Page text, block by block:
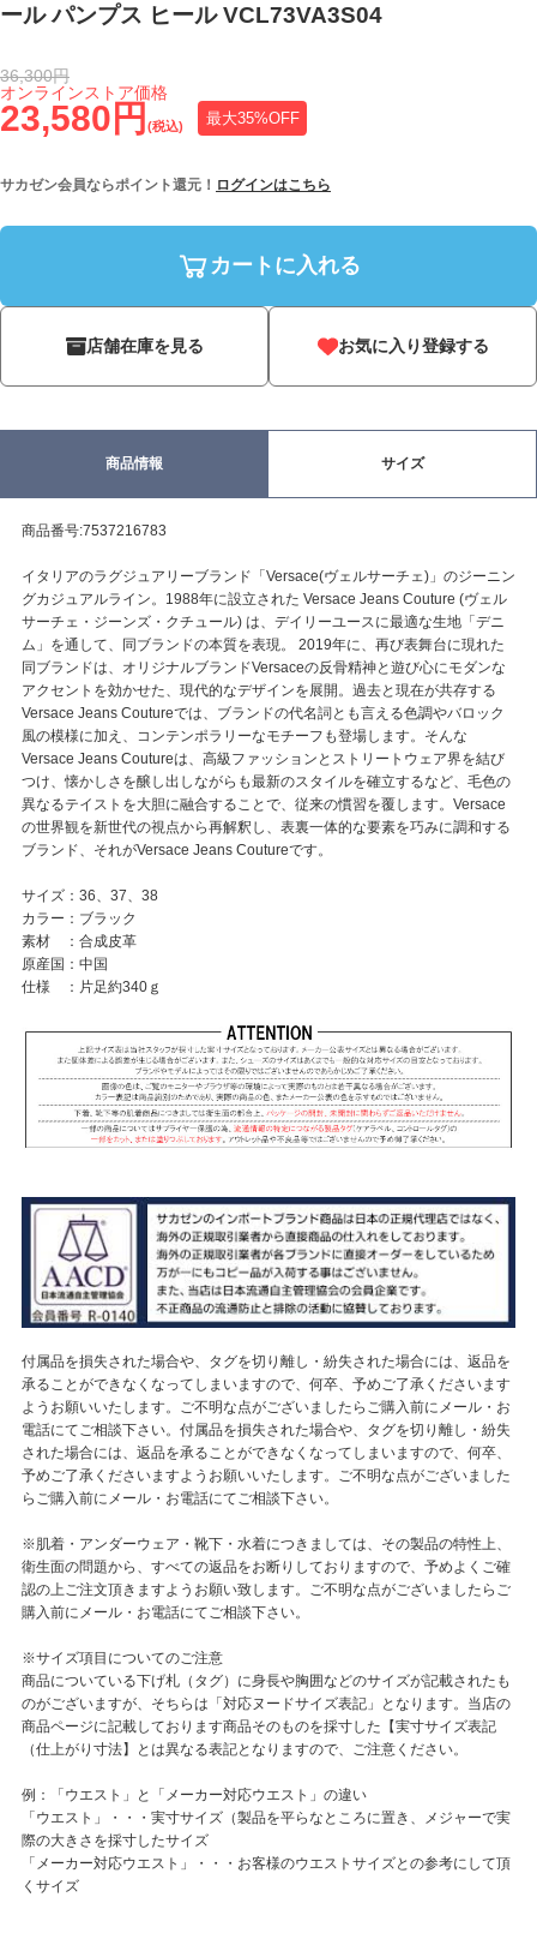
ール パンプス ヒール VCL73VA3S04
23,580円 (税込) 最大35%OFF
オンラインストア価格
36,300円
サカゼン会員ならポイント還元！ ログインはこちら
カートに入れる
店舗在庫を見る お気に入り登録する
商品情報 サイズ
商品番号:7537216783
イタリアのラグジュアリーブランド「Versace(ヴェルサーチェ)」のジーニン
グカジュアルライン。1988年に設立された Versace Jeans Couture (ヴェル
サーチェ・ジーンズ・クチュール) は、デイリーユースに最適な生地「デニ
ム」を通して、同ブランドの本質を表現。 2019年に、再び表舞台に現れた
同ブランドは、オリジナルブランドVersaceの反骨精神と遊び心にモダンな
アクセントを効かせた、現代的なデザインを展開。過去と現在が共存する
Versace Jeans Coutureでは、ブランドの代名詞とも言える色調やバロック
風の模様に加え、コンテンポラリーなモチーフも登場します。そんな
Versace Jeans Coutureは、高級ファッションとストリートウェア界を結び
つけ、懐かしさを醸し出しながらも最新のスタイルを確立するなど、毛色の
異なるテイストを大胆に融合することで、従来の慣習を覆します。Versace
の世界観を新世代の視点から再解釈し、表裏一体的な要素を巧みに調和する
ブランド、それがVersace Jeans Coutureです。
サイズ：36、37、38
カラー：ブラック
素材 ：合成皮革
原産国：中国
仕様 ：片足約340ｇ
付属品を損失された場合や、タグを切り離し・紛失された場合には、返品を
承ることができなくなってしまいますので、何卒、予めご了承くださいます
ようお願いいたします。ご不明な点がございましたらご購入前にメール・お
電話にてご相談下さい。付属品を損失された場合や、タグを切り離し・紛失
された場合には、返品を承ることができなくなってしまいますので、何卒、
予めご了承くださいますようお願いいたします。ご不明な点がございました
らご購入前にメール・お電話にてご相談下さい。
※肌着・アンダーウェア・靴下・水着につきましては、その製品の特性上、
衛生面の問題から、すべての返品をお断りしておりますので、予めよくご確
認の上ご注文頂きますようお願い致します。ご不明な点がございましたらご
購入前にメール・お電話にてご相談下さい。
※サイズ項目についてのご注意
商品についている下げ札（タグ）に身長や胸囲などのサイズが記載されたも
のがございますが、そちらは「対応ヌードサイズ表記」となります。当店の
商品ページに記載しております商品そのものを採寸した【実寸サイズ表記
（仕上がり寸法】とは異なる表記となりますので、ご注意ください。
例：「ウエスト」と「メーカー対応ウエスト」の違い
「ウエスト」・・・実寸サイズ（製品を平らなところに置き、メジャーで実
際の大きさを採寸したサイズ
「メーカー対応ウエスト」・・・お客様のウエストサイズとの参考にして頂
くサイズ